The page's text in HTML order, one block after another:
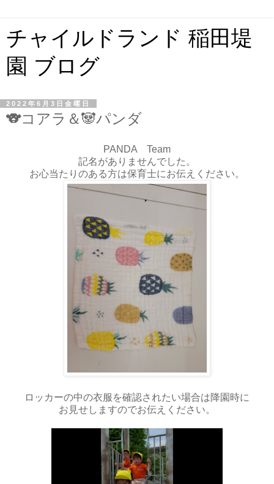
チャイルドランド 稲田堤
園 ブログ
2022年6月3日金曜日
🐨コアラ＆🐼パンダ
PANDA Team
記名がありませんでした。
お心当たりのある方は保育士にお伝えください。
ロッカーの中の衣服を確認されたい場合は降園時に
お見せしますのでお伝えください。